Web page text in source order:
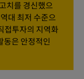
치를 경신했으
대 최저 수준으
접투자의 지역화
동은 안정적인